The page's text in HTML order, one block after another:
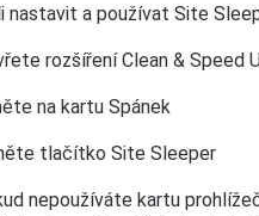
nastavit a používat Site
rozšíření Clean & Speed
na kartu Spánek
tlačítko Site Sleeper
nepoužíváte kartu